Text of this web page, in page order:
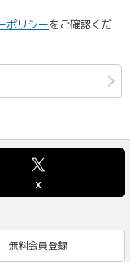
ポリシーをご確認くだ
X
無料会員登録